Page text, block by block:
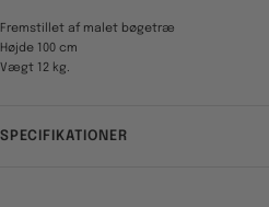
Fremstillet af malet bøgetræ
Højde 100 cm
Vægt 12 kg.
SPECIFIKATIONER